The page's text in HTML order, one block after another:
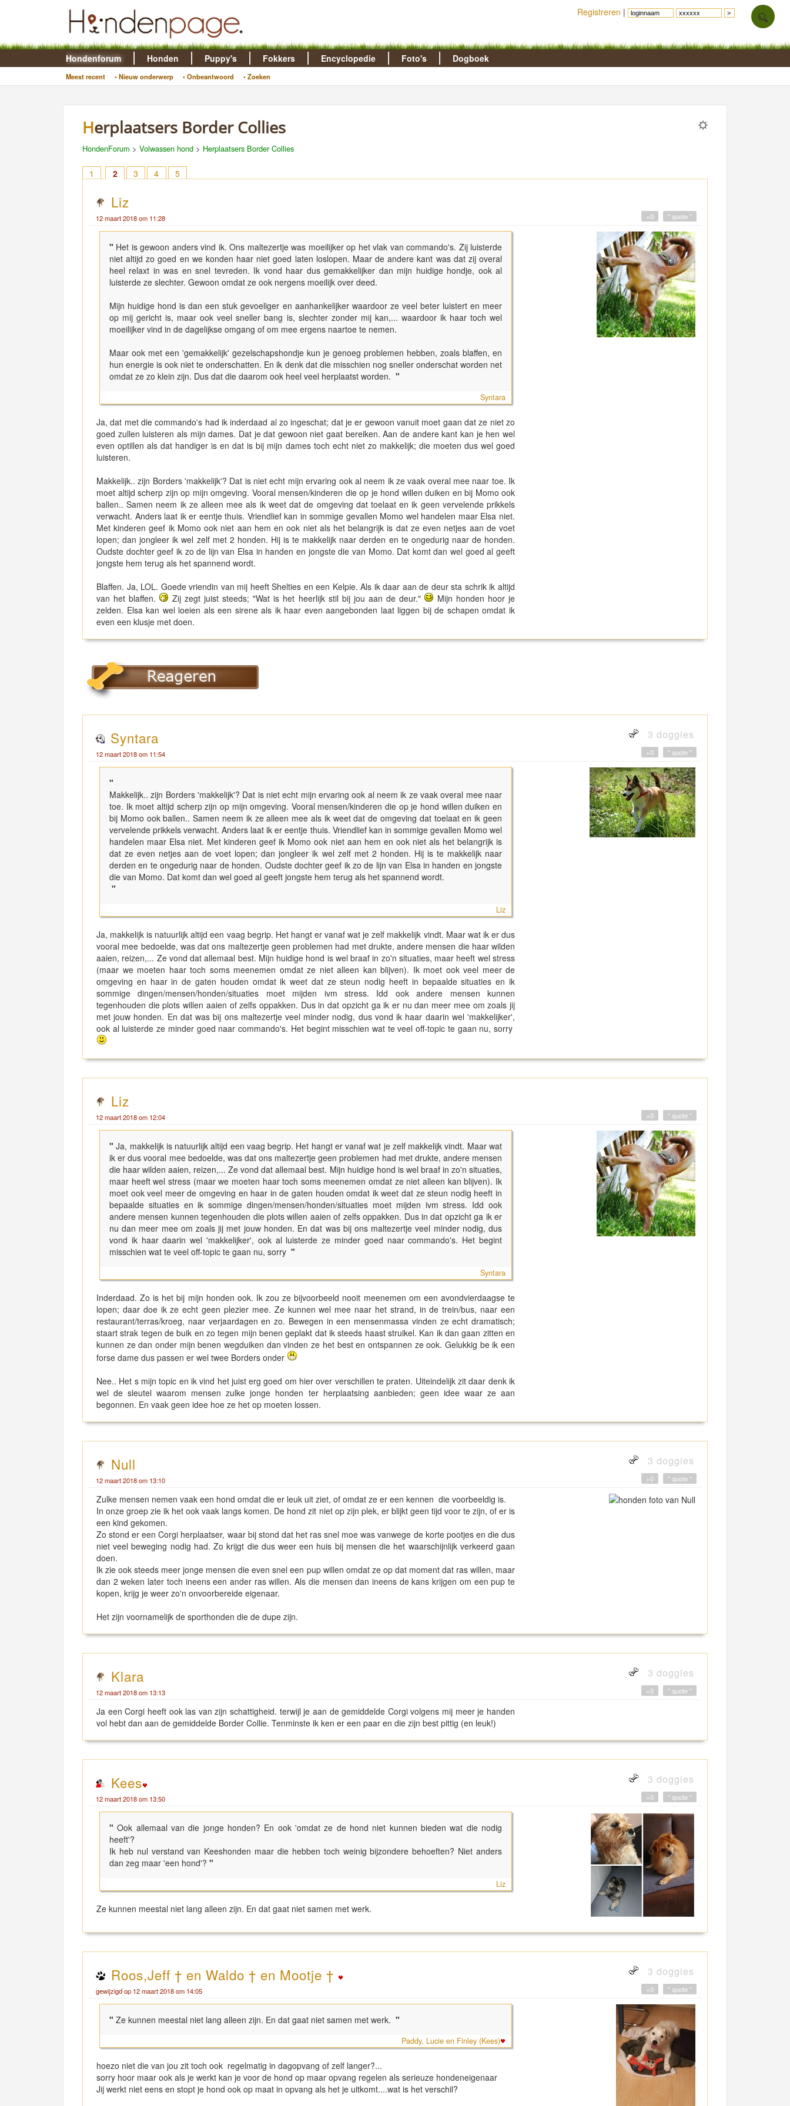
Hondenforum
Meest recent • Nieuw onderwerp • Onbeantwoord • Zoeken
Honden Puppy's Fokkers Encyclopedie Foto's Dogboek
Herplaatsers Border Collies
HondenForum > Volwassen hond > Herplaatsers Border Collies
1 2 3 4 5
Liz
12 maart 2018 om 11:28 " quote "
+0
" Het is gewoon anders vind ik. Ons maltezertje was moeilijker op het vlak van commando's. Zij luisterde
niet altijd zo goed en we konden haar niet goed laten loslopen. Maar de andere kant was dat zij overal
heel relaxt in was en snel tevreden. Ik vond haar dus gemakkelijker dan mijn huidige hondje, ook al
luisterde ze slechter. Gewoon omdat ze ook nergens moeilijk over deed.
Mijn huidige hond is dan een stuk gevoeliger en aanhankelijker waardoor ze veel beter luistert en meer
op mij gericht is, maar ook veel sneller bang is, slechter zonder mij kan,... waardoor ik haar toch wel
moeilijker vind in de dagelijkse omgang of om mee ergens naartoe te nemen.
Maar ook met een 'gemakkelijk' gezelschapshondje kun je genoeg problemen hebben, zoals blaffen, en
hun energie is ook niet te onderschatten. En ik denk dat die misschien nog sneller onderschat worden net
omdat ze zo klein zijn. Dus dat die daarom ook heel veel herplaatst worden. "
Syntara
Ja, dat met die commando's had ik inderdaad al zo ingeschat; dat je er gewoon vanuit moet gaan dat ze niet zo
goed zullen luisteren als mijn dames. Dat je dat gewoon niet gaat bereiken. Aan de andere kant kan je hen wel
even optillen als dat handiger is en dat is bij mijn dames toch echt niet zo makkelijk; die moeten dus wel goed
luisteren.
Makkelijk.. zijn Borders 'makkelijk'? Dat is niet echt mijn ervaring ook al neem ik ze vaak overal mee naar toe. Ik
moet altijd scherp zijn op mijn omgeving. Vooral mensen/kinderen die op je hond willen duiken en bij Momo ook
ballen.. Samen neem ik ze alleen mee als ik weet dat de omgeving dat toelaat en ik geen vervelende prikkels
verwacht. Anders laat ik er eentje thuis. Vriendlief kan in sommige gevallen Momo wel handelen maar Elsa niet.
Met kinderen geef ik Momo ook niet aan hem en ook niet als het belangrijk is dat ze even netjes aan de voet
lopen; dan jongleer ik wel zelf met 2 honden. Hij is te makkelijk naar derden en te ongedurig naar de honden.
Oudste dochter geef ik zo de lijn van Elsa in handen en jongste die van Momo. Dat komt dan wel goed al geeft
jongste hem terug als het spannend wordt.
Blaffen. Ja, LOL. Goede vriendin van mij heeft Shelties en een Kelpie. Als ik daar aan de deur sta schrik ik altijd
van het blaffen.
Zij zegt juist steeds; "Wat is het heerlijk stil bij jou aan de deur."
Mijn honden hoor je
zelden. Elsa kan wel loeien als een sirene als ik haar even aangebonden laat liggen bij de schapen omdat ik
even een klusje met doen.
Syntara 3 doggies
12 maart 2018 om 11:54 " quote "
+0
"
Makkelijk.. zijn Borders 'makkelijk'? Dat is niet echt mijn ervaring ook al neem ik ze vaak overal mee naar
toe. Ik moet altijd scherp zijn op mijn omgeving. Vooral mensen/kinderen die op je hond willen duiken en
bij Momo ook ballen.. Samen neem ik ze alleen mee als ik weet dat de omgeving dat toelaat en ik geen
vervelende prikkels verwacht. Anders laat ik er eentje thuis. Vriendlief kan in sommige gevallen Momo wel
handelen maar Elsa niet. Met kinderen geef ik Momo ook niet aan hem en ook niet als het belangrijk is
dat ze even netjes aan de voet lopen; dan jongleer ik wel zelf met 2 honden. Hij is te makkelijk naar
derden en te ongedurig naar de honden. Oudste dochter geef ik zo de lijn van Elsa in handen en jongste
die van Momo. Dat komt dan wel goed al geeft jongste hem terug als het spannend wordt.
"
Liz
Ja, makkelijk is natuurlijk altijd een vaag begrip. Het hangt er vanaf wat je zelf makkelijk vindt. Maar wat ik er dus
vooral mee bedoelde, was dat ons maltezertje geen problemen had met drukte, andere mensen die haar wilden
aaien, reizen,... Ze vond dat allemaal best. Mijn huidige hond is wel braaf in zo'n situaties, maar heeft wel stress
(maar we moeten haar toch soms meenemen omdat ze niet alleen kan blijven). Ik moet ook veel meer de
omgeving en haar in de gaten houden omdat ik weet dat ze steun nodig heeft in bepaalde situaties en ik
sommige dingen/mensen/honden/situaties moet mijden ivm stress. Idd ook andere mensen kunnen
tegenhouden die plots willen aaien of zelfs oppakken. Dus in dat opzicht ga ik er nu dan meer mee om zoals jij
met jouw honden. En dat was bij ons maltezertje veel minder nodig, dus vond ik haar daarin wel 'makkelijker',
ook al luisterde ze minder goed naar commando's. Het begint misschien wat te veel off-topic te gaan nu, sorry
Liz
12 maart 2018 om 12:04 " quote "
+0
"Ja, makkelijk is natuurlijk altijd een vaag begrip. Het hangt er vanaf wat je zelf makkelijk vindt. Maar wat
ik er dus vooral mee bedoelde, was dat ons maltezertje geen problemen had met drukte, andere mensen
die haar wilden aaien, reizen,... Ze vond dat allemaal best. Mijn huidige hond is wel braaf in zo'n situaties,
maar heeft wel stress (maar we moeten haar toch soms meenemen omdat ze niet alleen kan blijven). Ik
moet ook veel meer de omgeving en haar in de gaten houden omdat ik weet dat ze steun nodig heeft in
bepaalde situaties en ik sommige dingen/mensen/honden/situaties moet mijden ivm stress. Idd ook
andere mensen kunnen tegenhouden die plots willen aaien of zelfs oppakken. Dus in dat opzicht ga ik er
nu dan meer mee om zoals jij met jouw honden. En dat was bij ons maltezertje veel minder nodig, dus
vond ik haar daarin wel 'makkelijker', ook al luisterde ze minder goed naar commando's. Het begint
misschien wat te veel off-topic te gaan nu, sorry "
Syntara
Inderdaad. Zo is het bij mijn honden ook. Ik zou ze bijvoorbeeld nooit meenemen om een avondvierdaagse te
lopen; daar doe ik ze echt geen plezier mee. Ze kunnen wel mee naar het strand, in de trein/bus, naar een
restaurant/terras/kroeg, naar verjaardagen en zo. Bewegen in een mensenmassa vinden ze echt dramatisch;
staart strak tegen de buik en zo tegen mijn benen geplakt dat ik steeds haast struikel. Kan ik dan gaan zitten en
kunnen ze dan onder mijn benen wegduiken dan vinden ze het best en ontspannen ze ook. Gelukkig be ik een
forse dame dus passen er wel twee Borders onder
Nee.. Het s mijn topic en ik vind het juist erg goed om hier over verschillen te praten. Uiteindelijk zit daar denk ik
wel de sleutel waarom mensen zulke jonge honden ter herplaatsing aanbieden; geen idee waar ze aan
begonnen. En vaak geen idee hoe ze het op moeten lossen.
Null 3 doggies
12 maart 2018 om 13:10 " quote "
+0
Zulke mensen nemen vaak een hond omdat die er leuk uit ziet, of omdat ze er een kennen die voorbeeldig is.
In onze groep zie ik het ook vaak langs komen. De hond zit niet op zijn plek, er blijkt geen tijd voor te zijn, of er is
een kind gekomen.
Zo stond er een Corgi herplaatser, waar bij stond dat het ras snel moe was vanwege de korte pootjes en die dus
niet veel beweging nodig had. Zo krijgt die dus weer een huis bij mensen die het waarschijnlijk verkeerd gaan
doen.
Ik zie ook steeds meer jonge mensen die even snel een pup willen omdat ze op dat moment dat ras willen, maar
dan 2 weken later toch ineens een ander ras willen. Als die mensen dan ineens de kans krijgen om een pup te
kopen, krijg je weer zo'n onvoorbereide eigenaar.
Het zijn voornamelijk de sporthonden die de dupe zijn.
Klara 3 doggies
12 maart 2018 om 13:13 " quote "
+0
Ja een Corgi heeft ook las van zijn schattigheid. terwijl je aan de gemiddelde Corgi volgens mij meer je handen
vol hebt dan aan de gemiddelde Border Collie. Tenminste ik ken er een paar en die zijn best pittig (en leuk!)
Kees 3 doggies
12 maart 2018 om 13:50 " quote "
+0
"Ook allemaal van die jonge honden? En ook 'omdat ze de hond niet kunnen bieden wat die nodig
heeft'?
Ik heb nul verstand van Keeshonden maar die hebben toch weinig bijzondere behoeften? Niet anders
dan zeg maar 'een hond'? "
Liz
Ze kunnen meestal niet lang alleen zijn. En dat gaat niet samen met werk.
Roos,Jeff † en Waldo † en Mootje † 3 doggies
gewijzigd op 12 maart 2018 om 14:05 " quote "
+0
" Ze kunnen meestal niet lang alleen zijn. En dat gaat niet samen met werk. "
Paddy, Lucie en Finley (Kees)
hoezo niet die van jou zit toch ook regelmatig in dagopvang of zelf langer?...
sorry hoor maar ook als je werkt kan je voor de hond op maar opvang regelen als serieuze hondeneigenaar
Jij werkt niet eens en stopt je hond ook op maat in opvang als het je uitkomt....wat is het verschil?
Registreren |